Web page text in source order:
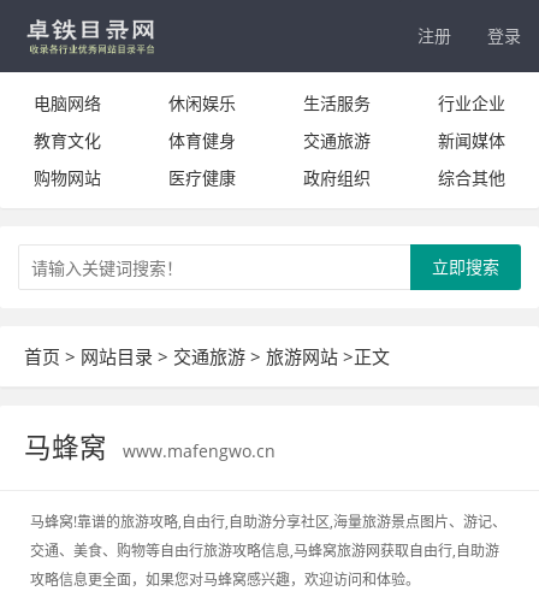
注册 登录
电脑网络 休闲娱乐 生活服务
行业企业
教育文化
体育健身 交通旅游
新闻媒体
购物网站
医疗健康 政府组织 综合其他
立即搜索
首页 > 网站目录 > 交通旅游 > 旅游网站 >正文
马蜂窝 www.mafengwo.cn
马蜂窝!靠谱的旅游攻略,自由行,自助游分享社区,海量旅游景点图片、游记、
交通、美食、购物等自由行旅游攻略信息,马蜂窝旅游网获取自由行,自助游
攻略信息更全面，如果您对马蜂窝感兴趣，欢迎访问和体验。